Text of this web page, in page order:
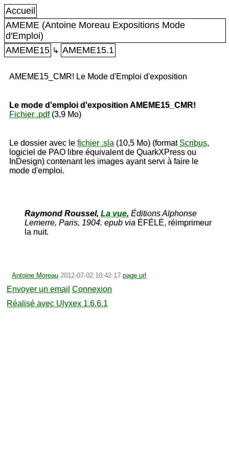
Accueil
AMEME (Antoine Moreau Expositions Mode
d'Emploi)
AMEME15 ↳ AMEME15.1
AMEME15_CMR! Le Mode d'Emploi d'exposition
Le mode d'emploi d'exposition AMEME15_CMR!
Fichier .pdf(3,9 Mo)
Le dossier avec lefichier .sla (10,5 Mo)(format Scribus,
logiciel de PAO libre équivalent deQuarkXPress ou
InDesign) contenant les images ayant servi à faire le
mode d'emploi.
Raymond Roussel, La vue, Éditions Alphonse
Lemerre, Paris, 1904. epub via ÉFÉLÉ, réimprimeur
la nuit.
Antoine Moreau 2012-07-02 10:42:17 page url
Envoyer un email Connexion
Réalisé avec Ulyxex 1.6.6.1